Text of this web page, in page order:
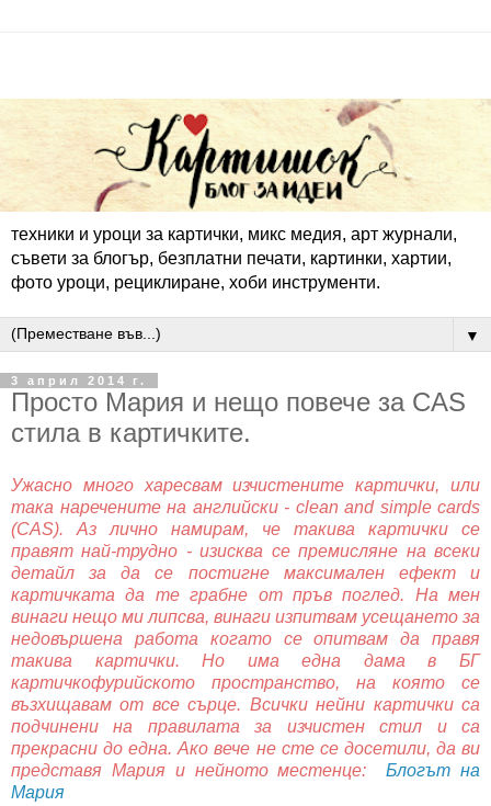
техники и уроци за картички, микс медия, арт журнали,
съвети за блогър, безплатни печати, картинки, хартии,
фото уроци, рециклиране, хоби инструменти.
▼
3 април 2014 г.
Просто Мария и нещо повече за CAS
стила в картичките.
Ужасно много харесвам изчистените картички, или
така наречените на английски - clean and simple cards
(CAS). Аз лично намирам, че такива картички се
правят най-трудно - изисква се премисляне на всеки
детайл за да се постигне максимален ефект и
картичката да те грабне от пръв поглед. На мен
винаги нещо ми липсва, винаги изпитвам усещането за
недовършена работа когато се опитвам да правя
такива картички. Но има една дама в БГ
картичкофурийското пространство, на която се
възхищавам от все сърце. Всички нейни картички са
подчинени на правилата за изчистен стил и са
прекрасни до една. Ако вече не сте се досетили, да ви
представя Мария и нейното местенце:Блогът на
Мария